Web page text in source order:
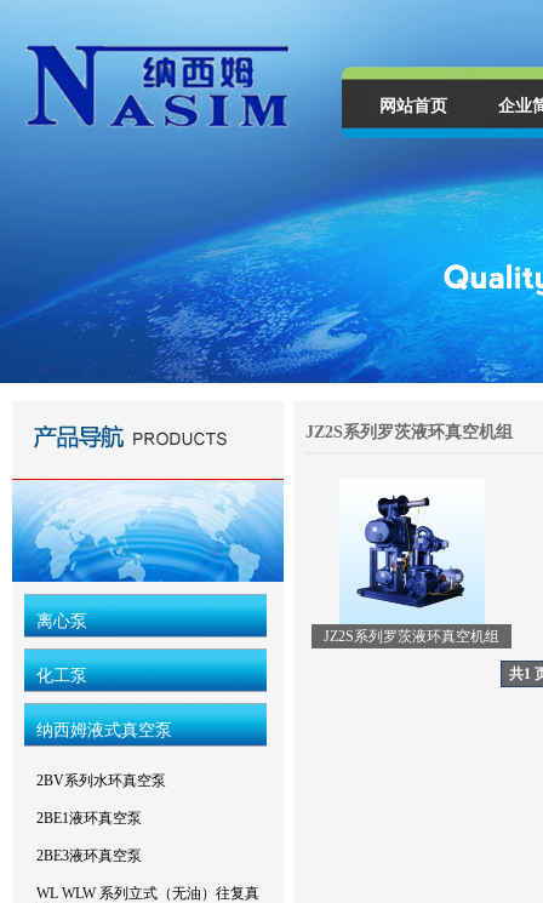
网站首页 企业
离心泵
化工泵
纳西姆液式真空泵
2BV系列水环真空泵
2BE1液环真空泵
2BE3液环真空泵
WL WLW 系列立式（无油）往复真
JZ2S系列罗茨液环真空机组
JZ2S系列罗茨液环真空机组
共1